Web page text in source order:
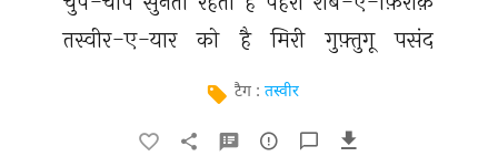
तस्वीर-ए-यार
को है मिरी गुफ़्तुगू पसंद
टैग : तस्वीर